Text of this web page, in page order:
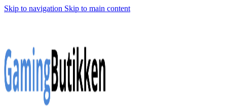
Skip to navigation Skip to main content